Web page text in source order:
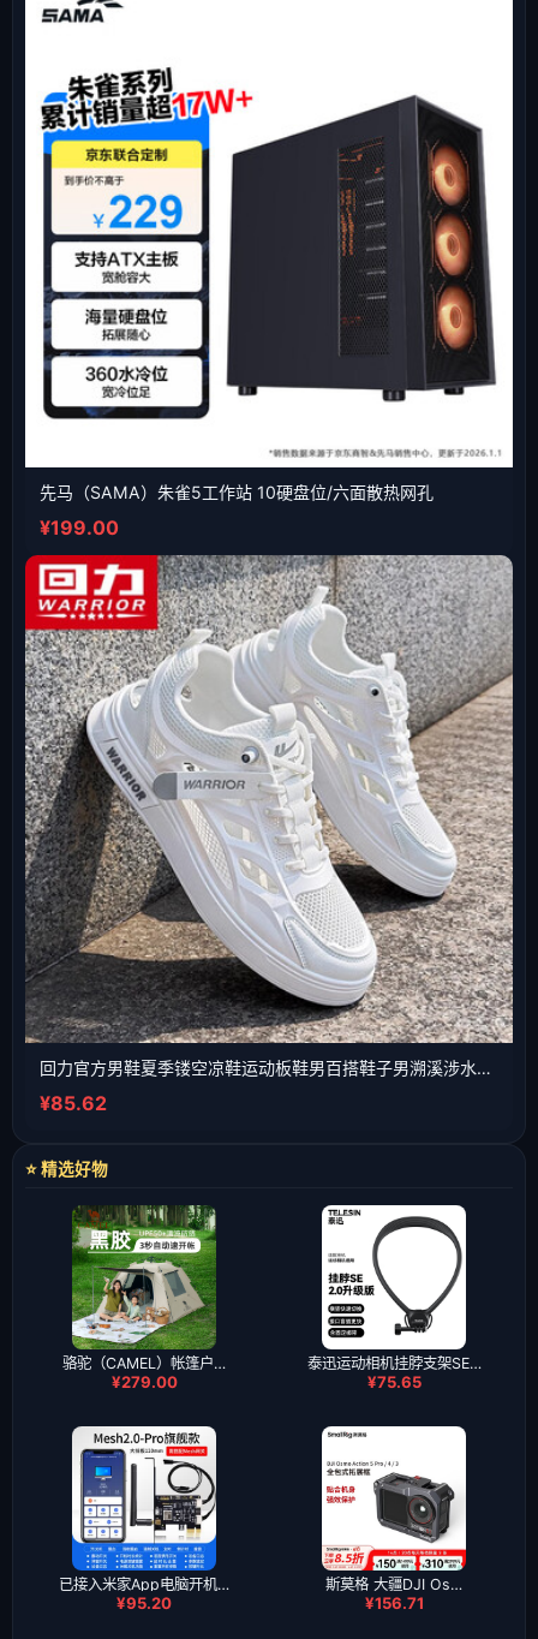
先马（SAMA）朱雀5工作站 10硬盘位/六面散热网孔
¥199.00
回力官方男鞋夏季镂空凉鞋运动板鞋男百搭鞋子男溯溪涉水鞋 白色 40
¥85.62
⭐ 精选好物
骆驼（CAMEL）帐篷户…
¥279.00
泰迅运动相机挂脖支架SE…
¥75.65
已接入米家App电脑开机…
¥95.20
斯莫格 大疆DJI Os…
¥156.71